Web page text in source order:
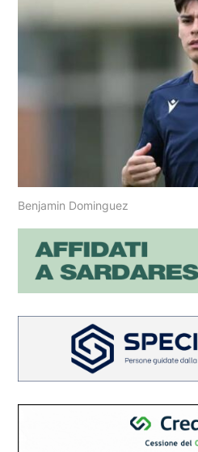
Benjamin Dominguez